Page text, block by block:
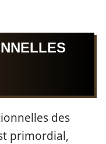
des
primordial,